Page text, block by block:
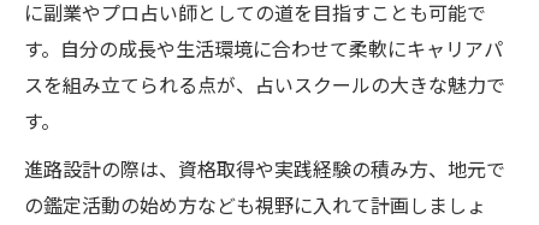
に副業やプロ占い師としての道を目指すことも可能で
す。自分の成長や生活環境に合わせて柔軟にキャリアパ
スを組み立てられる点が、占いスクールの大きな魅力で
す。
進路設計の際は、資格取得や実践経験の積み方、地元で
の鑑定活動の始め方なども視野に入れて計画しましょ